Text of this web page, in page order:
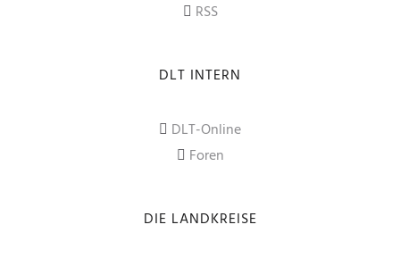
RSS
DLT INTERN
DLT-Online
Foren
DIE LANDKREISE